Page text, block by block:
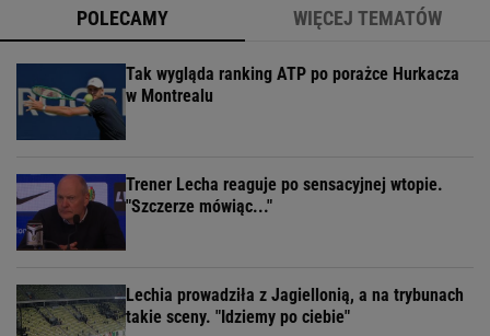
POLECAMY WIĘCEJ TEMATÓW
Tak wygląda ranking ATP po porażce Hurkacza
w Montrealu
Trener Lecha reaguje po sensacyjnej wtopie.
"Szczerze mówiąc..."
Lechia prowadziła z Jagiellonią, a na trybunach
takie sceny. "Idziemy po ciebie"